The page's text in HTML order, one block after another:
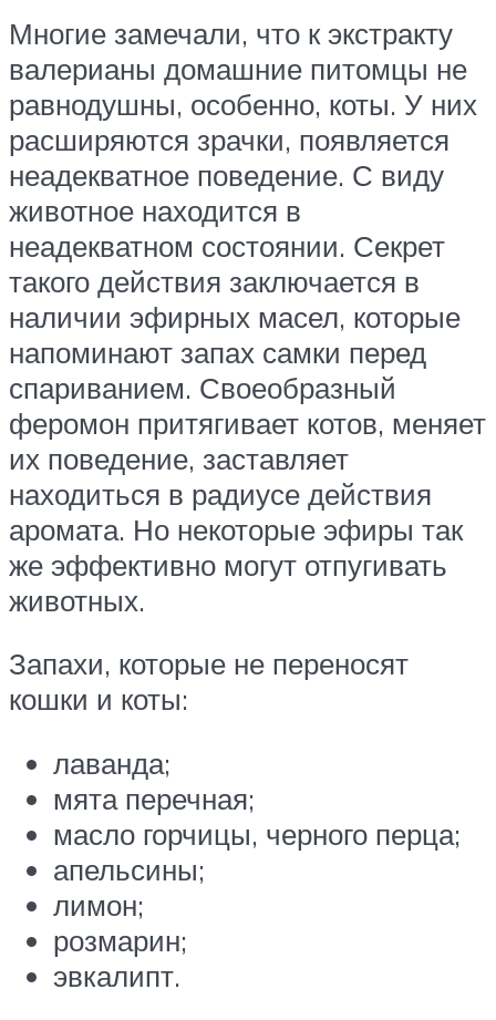
Многие замечали, что к экстракту
валерианы домашние питомцы не
равнодушны, особенно, коты. У них
расширяются зрачки, появляется
неадекватное поведение. С виду
животное находится в
неадекватном состоянии. Секрет
такого действия заключается в
наличии эфирных масел, которые
напоминают запах самки перед
спариванием. Своеобразный
феромон притягивает котов, меняет
их поведение, заставляет
находиться в радиусе действия
аромата. Но некоторые эфиры так
же эффективно могут отпугивать
животных.
Запахи, которые не переносят
кошки и коты:
лаванда;
мята перечная;
масло горчицы, черного перца;
апельсины;
лимон;
розмарин;
эвкалипт.